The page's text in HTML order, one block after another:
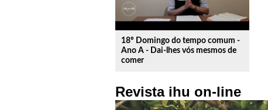
18º Domingo do tempo comum -
Ano A - Dai-lhes vós mesmos de
comer
Revista ihu on-line